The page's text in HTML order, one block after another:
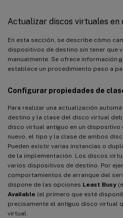
Actualizar discos virtuales en
En esta sección, se describe cómo
dispositivos de destino sin tener que
manualmente. Se ofrece información
establece un procedimiento paso a
Configurar propiedades de
Para realizar una actualización
destino y la clase del disco virtual
disco virtual antiguo en un
nuevo, el tipo y la clase de ambos
Pueden existir varias instancias o
de la implementación. Los discos
varios dispositivos de destino. Por
comportamientos de arranque del
dispone de las opciones Least Busy
Available (el primero que esté
precisamente el antiguo disco virtual
virtual.